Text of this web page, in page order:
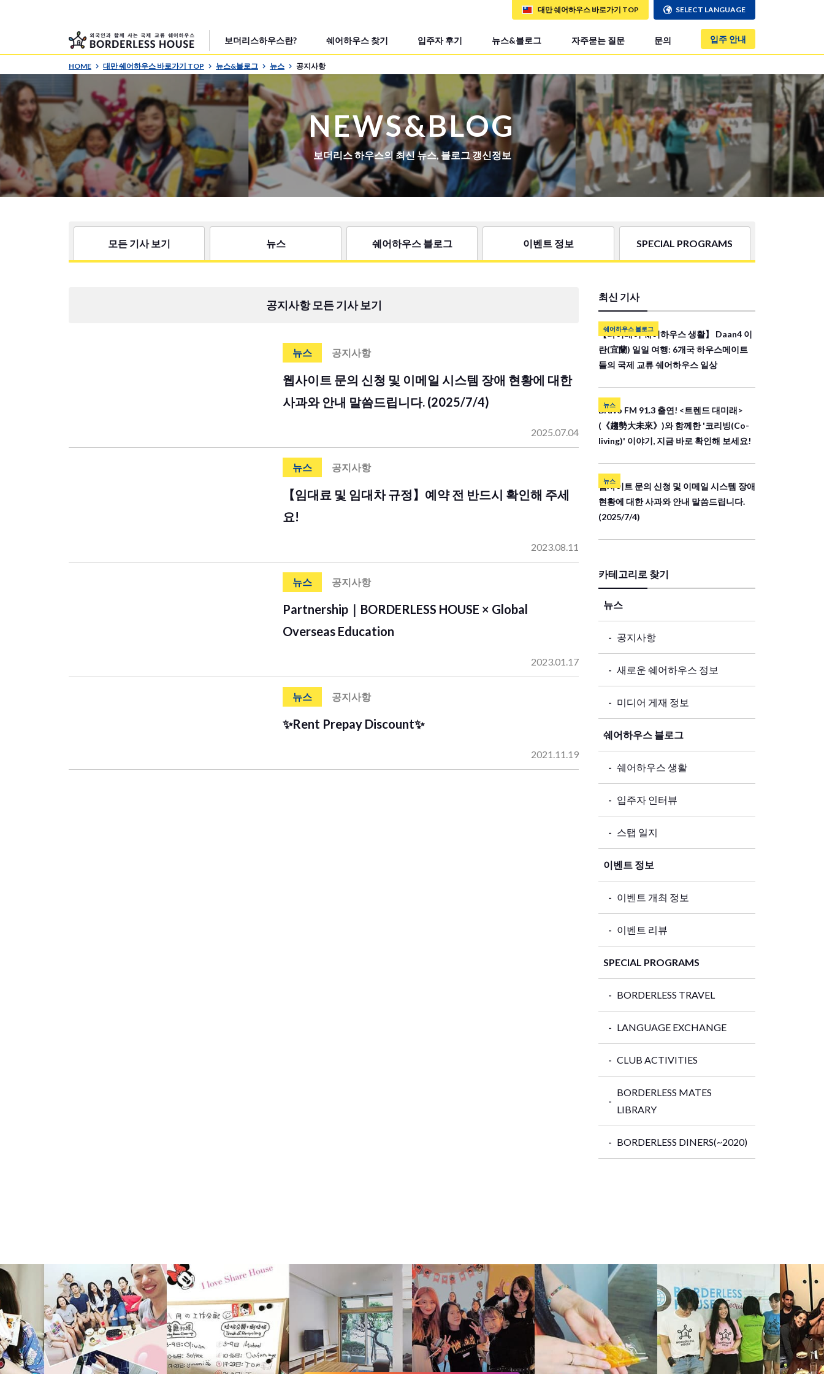
보더리스하우스란? 쉐어하우스 찾기 입주자 후기 뉴스&블로그 자주묻는 질문 문의 입주 안내
대만 쉐어하우스 바로가기 TOP SELECT LANGUAGE
HOME 대만 쉐어하우스 바로가기 TOP 뉴스&블로그 뉴스 공지사항
NEWS&BLOG
보더리스 하우스의 최신 뉴스, 블로그 갱신정보
모든 기사 보기 뉴스 쉐어하우스 블로그 이벤트 정보 SPECIAL PROGRAMS
공지사항 모든 기사 보기
뉴스 공지사항
웹사이트 문의 신청 및 이메일 시스템 장애 현황에 대한
사과와 안내 말씀드립니다. (2025/7/4)
2025.07.04
뉴스 공지사항
【임대료 및 임대차 규정】예약 전 반드시 확인해 주세
요!
2023.08.11
뉴스 공지사항
Partnership｜BORDERLESS HOUSE × Global
Overseas Education
2023.01.17
뉴스 공지사항
✨Rent Prepay Discount✨
2021.11.19
최신 기사
쉐어하우스 블로그
【타이베이 쉐어하우스 생활】 Daan4 이
란(宜蘭) 일일 여행: 6개국 하우스메이트
들의 국제 교류 쉐어하우스 일상
뉴스
Bravo FM 91.3 출연! <트렌드 대미래>
(《趨勢大未來》)와 함께한 '코리빙(Co-
living)' 이야기, 지금 바로 확인해 보세요!
뉴스
웹사이트 문의 신청 및 이메일 시스템 장애
현황에 대한 사과와 안내 말씀드립니다.
(2025/7/4)
카테고리로 찾기
뉴스
공지사항
새로운 쉐어하우스 정보
미디어 게재 정보
쉐어하우스 블로그
쉐어하우스 생활
입주자 인터뷰
스탭 일지
이벤트 정보
이벤트 개최 정보
이벤트 리뷰
SPECIAL PROGRAMS
BORDERLESS TRAVEL
LANGUAGE EXCHANGE
CLUB ACTIVITIES
BORDERLESS MATES
LIBRARY
BORDERLESS DINERS(~2020)